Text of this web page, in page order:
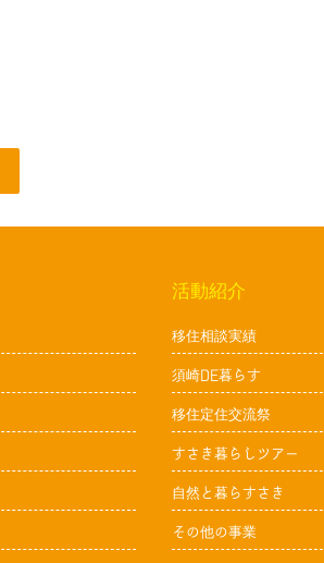
活動紹介
移住相談実績
須崎DE暮らす
移住定住交流祭
すさき暮らしツアー
自然と暮らすさき
その他の事業